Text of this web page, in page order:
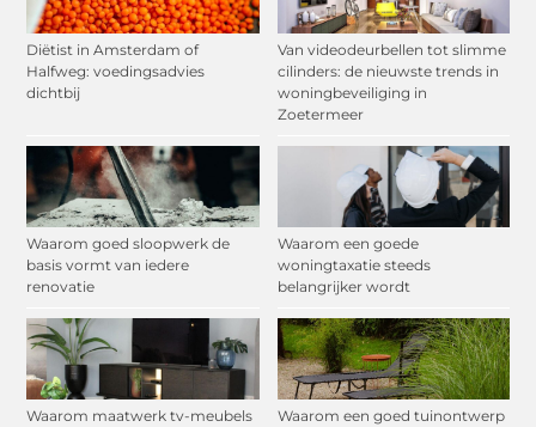
Diëtist in Amsterdam of
Halfweg: voedingsadvies
dichtbij
Van videodeurbellen tot slimme
cilinders: de nieuwste trends in
woningbeveiliging in
Zoetermeer
Waarom goed sloopwerk de
basis vormt van iedere
renovatie
Waarom een goede
woningtaxatie steeds
belangrijker wordt
Waarom maatwerk tv-meubels
Waarom een goed tuinontwerp